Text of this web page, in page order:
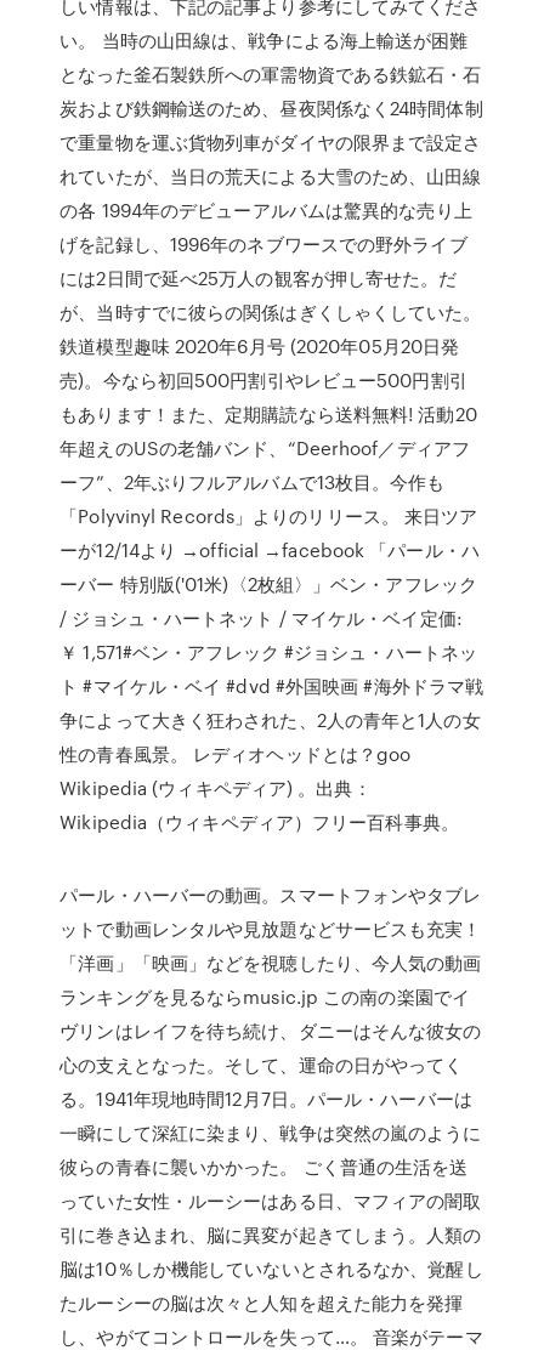
しい情報は、下記の記事より参考にしてみてくださ
い。 当時の山田線は、戦争による海上輸送が困難
となった釜石製鉄所への軍需物資である鉄鉱石・石
炭および鉄鋼輸送のため、昼夜関係なく24時間体制
で重量物を運ぶ貨物列車がダイヤの限界まで設定さ
れていたが、当日の荒天による大雪のため、山田線
の各 1994年のデビューアルバムは驚異的な売り上
げを記録し、1996年のネブワースでの野外ライブ
には2日間で延べ25万人の観客が押し寄せた。だ
が、当時すでに彼らの関係はぎくしゃくしていた。
鉄道模型趣味 2020年6月号 (2020年05月20日発
売)。今なら初回500円割引やレビュー500円割引
もあります！また、定期購読なら送料無料! 活動20
年超えのUSの老舗バンド、“Deerhoof／ディアフ
ーフ”、2年ぶりフルアルバムで13枚目。今作も
「Polyvinyl Records」よりのリリース。 来日ツア
ーが12/14より →official →facebook 「パール・ハ
ーバー 特別版('01米)〈2枚組〉」ベン・アフレック
/ ジョシュ・ハートネット / マイケル・ベイ定価:
￥ 1,571#ベン・アフレック #ジョシュ・ハートネッ
ト #マイケル・ベイ #dvd #外国映画 #海外ドラマ戦
争によって大きく狂わされた、2人の青年と1人の女
性の青春風景。 レディオヘッドとは？goo
Wikipedia (ウィキペディア) 。出典：
Wikipedia（ウィキペディア）フリー百科事典。
パール・ハーバーの動画。スマートフォンやタブレ
ットで動画レンタルや見放題などサービスも充実！
「洋画」「映画」などを視聴したり、今人気の動画
ランキングを見るならmusic.jp この南の楽園でイ
ヴリンはレイフを待ち続け、ダニーはそんな彼女の
心の支えとなった。そして、運命の日がやってく
る。1941年現地時間12月7日。パール・ハーバーは
一瞬にして深紅に染まり、戦争は突然の嵐のように
彼らの青春に襲いかかった。 ごく普通の生活を送
っていた女性・ルーシーはある日、マフィアの闇取
引に巻き込まれ、脳に異変が起きてしまう。人類の
脳は10％しか機能していないとされるなか、覚醒し
たルーシーの脳は次々と人知を超えた能力を発揮
し、やがてコントロールを失って…。 音楽がテーマ